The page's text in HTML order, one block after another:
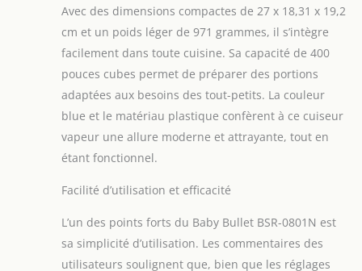
Avec des dimensions compactes de 27 x 18,31 x 19,2
cm et un poids léger de 971 grammes, il s’intègre
facilement dans toute cuisine. Sa capacité de 400
pouces cubes permet de préparer des portions
adaptées aux besoins des tout-petits. La couleur
blue et le matériau plastique confèrent à ce cuiseur
vapeur une allure moderne et attrayante, tout en
étant fonctionnel.
Facilité d’utilisation et efficacité
L’un des points forts du Baby Bullet BSR-0801N est
sa simplicité d’utilisation. Les commentaires des
utilisateurs soulignent que, bien que les réglages